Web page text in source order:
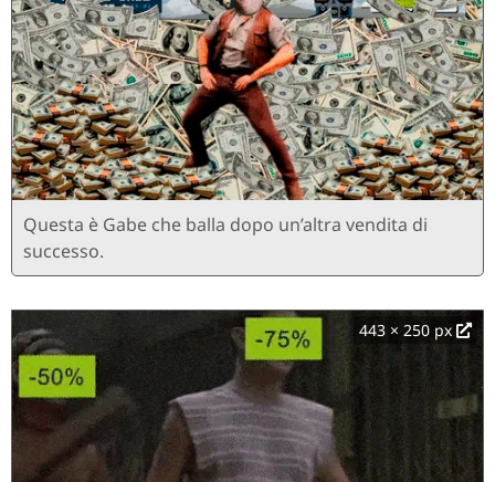
Questa è Gabe che balla dopo un’altra vendita di
successo.
443 × 250 px